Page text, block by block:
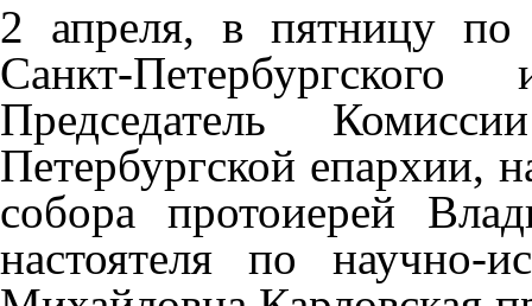
2 апреля, в пятницу
Санкт-
Председатель
Петербургской епархии,
собора протоиерей
настоятеля по научно-